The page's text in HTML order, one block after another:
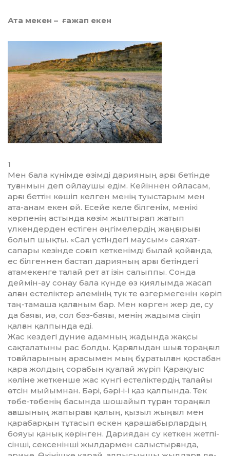
Ата мекен – ғажап екен
1
Мен бала күнімде өзімді д­­а­рия­ның арғы бетінде
туғанмын деп ойлаушы едім. Кейіннен ойласам,
арғы беттін көшіп келген менің туыстарым мен
ата-анам екен ғой. Есейе келе білгенім, менікі
көрпенің астында көзім жылтырап жатып
үлкендерден естіген әңгімелердің жаңғырығы
болып шықты. «Сал үстіндегі маусым» саяхат-
сапары кезінде соғып кеткенімді былай қойғанда,
ес білгеннен бастап дарияның арғы бетіндегі
атамекенге талай рет ат ізін салыппы. Сонда
деймін-ау сонау бала күнде өз қиялымда жасап
алған естеліктер әлемінің түк те өзгермегенін көріп
таң-тамаша қалғаным бар. Мен көрген жер де, су
да баяғы, иә, сол бәз-баяғы, менің жадыма сіңіп
қалған қалпында еді.
Жас кездегі дүние адамның жадында жақсы
сақталатыны рас болды. Қарғалыдан шыға тораң­ғыл
тоғайларының арасымен мың бұратылған қостабан
қара жолдың сорабын қуалай жүріп Қарақуыс
көліне жеткенше жас күнгі ес­те­лік­тердің талайы
өтсін мыйымнан. Бәрі, бәрі-і-і қаз қалпында. Тек
төбе-төбенің басында шошайып тұрған тораңғыл
ағашының жа­пы­рағы қалың, қызыл жыңғыл мен
қарабарқын тұтасып өскен қара­ша­бырлардың
бояуы қанық көрін­ген. Дариядан су кеткен жетпі­
сінші, сексенінші жылдармен салыстырғанда,